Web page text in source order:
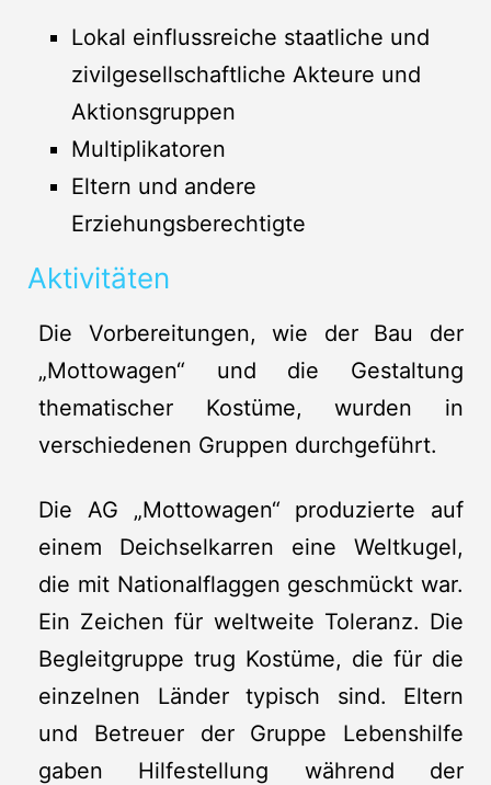
Lokal einflussreiche staatliche und
zivilgesellschaftliche Akteure und
Aktionsgruppen
Multiplikatoren
Eltern und andere
Erziehungsberechtigte
Aktivitäten
Die Vorbereitungen, wie der Bau der
„Mottowagen“ und die Gestaltung
thematischer Kostüme, wurden in
verschiedenen Gruppen durchgeführt.
Die AG „Mottowagen“ produzierte auf
einem Deichselkarren eine Weltkugel,
die mit Nationalflaggen geschmückt war.
Ein Zeichen für weltweite Toleranz. Die
Begleitgruppe trug Kostüme, die für die
einzelnen Länder typisch sind. Eltern
und Betreuer der Gruppe Lebenshilfe
gaben Hilfestellung während der